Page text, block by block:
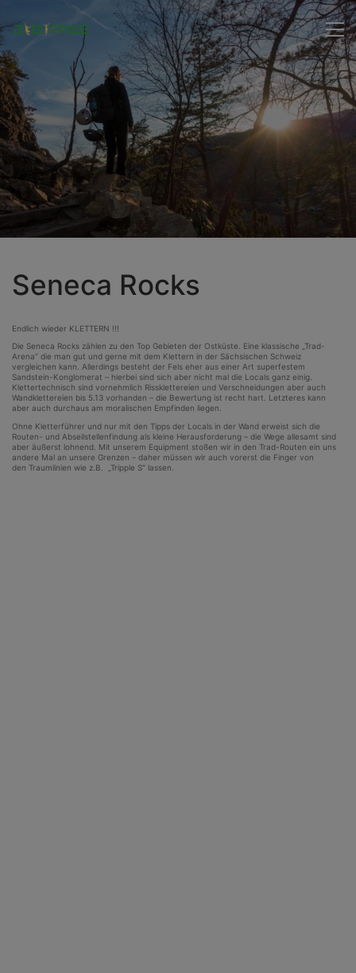
Seneca Rocks
Endlich wieder KLETTERN !!!
Die Seneca Rocks zählen zu den Top Gebieten der Ostküste. Eine klassische „Trad-
Arena“ die man gut und gerne mit dem Klettern in der Sächsischen Schweiz
vergleichen kann. Allerdings besteht der Fels eher aus einer Art superfestem
Sandstein-Konglomerat – hierbei sind sich aber nicht mal die Locals ganz einig.
Klettertechnisch sind vornehmlich Rissklettereien und Verschneidungen aber auch
Wandklettereien bis 5.13 vorhanden – die Bewertung ist recht hart. Letzteres kann
aber auch durchaus am moralischen Empfinden liegen.
Ohne Kletterführer und nur mit den Tipps der Locals in der Wand erweist sich die
Routen- und Abseilstellenfindung als kleine Herausforderung – die Wege allesamt sind
aber äußerst lohnend. Mit unserem Equipment stoßen wir in den Trad-Routen ein uns
andere Mal an unsere Grenzen – daher müssen wir auch vorerst die Finger von
den Traumlinien wie z.B. „Tripple S“ lassen.